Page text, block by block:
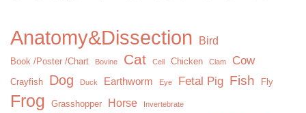
Anatomy&Dissection Bird
Book /Poster /Chart Bovine Cat Cell Chicken Clam Cow
Crayfish Dog Duck Earthworm Eye Fetal Pig Fish Fly
Frog Grasshopper Horse Invertebrate